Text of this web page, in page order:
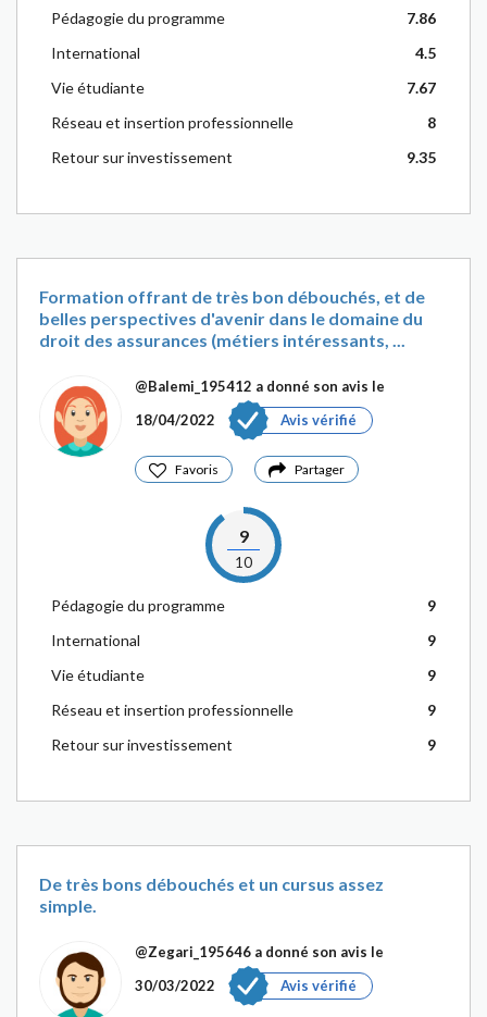
Pédagogie du programme
7.86
International
4.5
Vie étudiante
7.67
Réseau et insertion professionnelle
8
Retour sur investissement
9.35
Formation offrant de très bon débouchés, et de
belles perspectives d'avenir dans le domaine du
droit des assurances (métiers intéressants, ...
@Balemi_195412 a donné son avis le
18/04/2022
Avis vérifié
Favoris Partager
9
10
Pédagogie du programme
9
International
9
Vie étudiante
9
Réseau et insertion professionnelle
9
Retour sur investissement
9
De très bons débouchés et un cursus assez
simple.
@Zegari_195646 a donné son avis le
30/03/2022
Avis vérifié